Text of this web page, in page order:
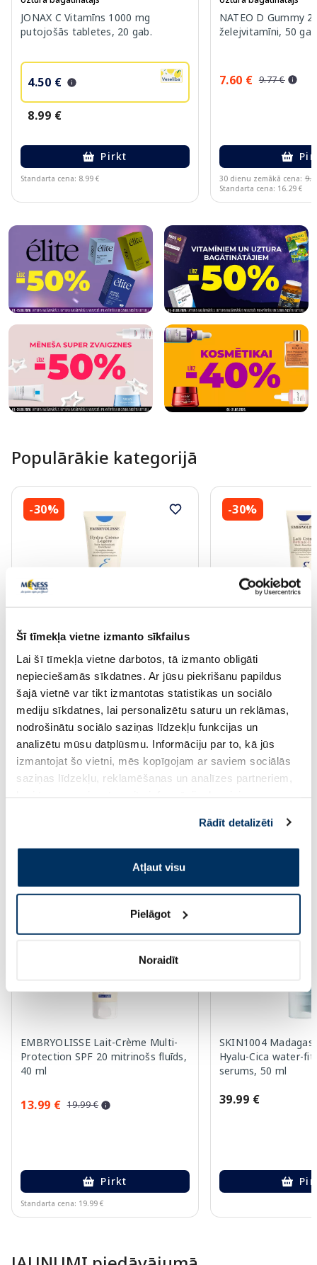
Šī tīmekļa vietne izmanto sīkfailus
Lai šī tīmekļa vietne darbotos, tā izmanto obligāti
nepieciešamās sīkdatnes. Ar jūsu piekrišanu papildus
šajā vietnē var tikt izmantotas statistikas un sociālo
mediju sīkdatnes, lai personalizētu saturu un reklāmas,
nodrošinātu sociālo saziņas līdzekļu funkcijas un
analizētu mūsu datplūsmu. Informāciju par to, kā jūs
izmantojat šo vietni, mēs kopīgojam ar saviem sociālās
saziņas līdzekļu, reklamēšanas un analīzes partneriem,
pakalpojumus. Ja piekrītat šo papildu sīkdatņu
izmantošanai, lūdzu, atzīmējiet savu izvēli:
Rādīt detalizēti
Atļaut visu
Pielāgot
Noraidīt
JONAX C Vitamīns 1000 mg
putojošās tabletes, 20 gab.
4.50 €
8.99 €
Pirkt
Standarta cena: 8.99 €
NATEO D Gummy
želejvitamīni, 50
7.60 € 9.77 €
30 dienu zemākā cena:
Standarta cena: 16.29 €
Populārākie kategorijā
-30%
EMBRYOLISSE Hydra Cream Light
12.59 € 17.99 €
Pirkt
Standarta cena: 17.99 €
-30%
24.49 € 34.99 €
Standarta cena: 34.99 €
Saules aizsardzībai vasarā ☀️
Vairāk...
EMBRYOLISSE Lait-Crème Multi-
Protection SPF 20 mitrinošs fluīds,
40 ml
13.99 € 19.99 €
Pirkt
Standarta cena: 19.99 €
SKIN1004
Hyalu-Cica water-fit
serums, 50 ml
39.99 €